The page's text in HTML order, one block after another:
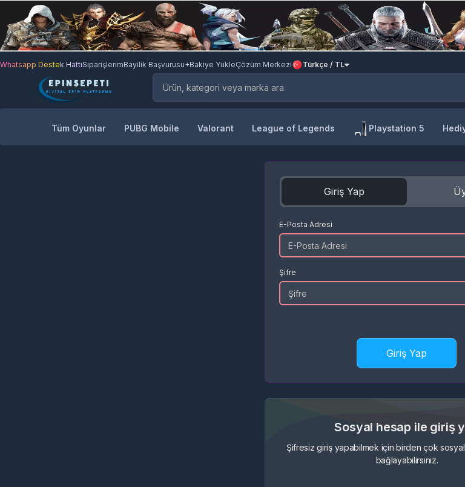
Whatsapp Destek HattıSiparişlerimBayilik Başvurusu+Bakiye YükleÇözüm Merkezi Türkçe / TL
Tüm Oyunlar PUBG Mobile Valorant League of Legends Playstation 5
Giriş Yap
E-Posta Adresi
Şifre
Giriş Yap
Sosyal hesap ile giriş
Şifresiz giriş yapabilmek için birden çok sosyal
bağlayabilirsiniz.